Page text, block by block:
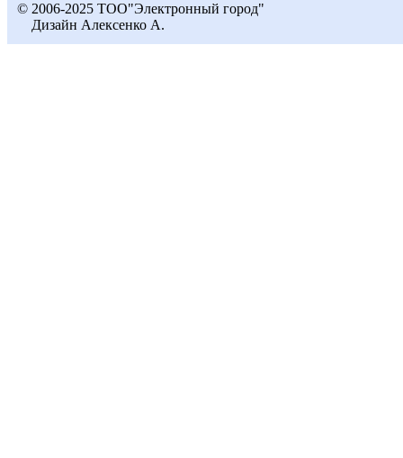
© 2006-2025 ТОО"Электронный город"
Дизайн Алексенко А.